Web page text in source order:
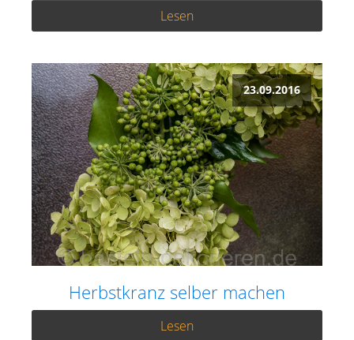
Lesen
23.09.2016
Herbstkranz selber machen
Lesen